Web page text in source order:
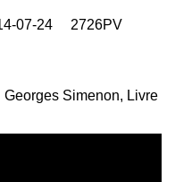
07-24 2726PV
Georges Simenon, Livre